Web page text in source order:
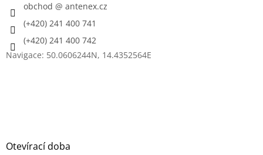
y
obchod @ antenex.cz
(+420) 241 400 741
(+420) 241 400 742
Navigace: 50.0606244N, 14.4352564E
Otevírací doba